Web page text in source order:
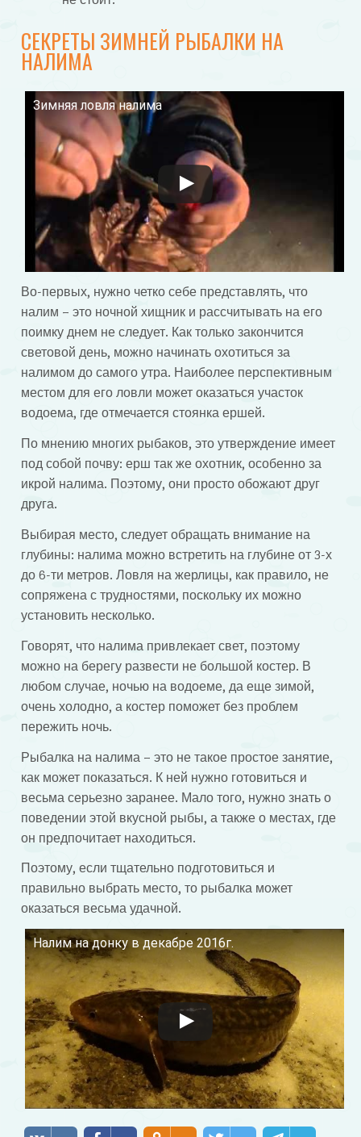
СЕКРЕТЫ ЗИМНЕЙ РЫБАЛКИ НА
НАЛИМА
Зимняя ловля налима
Смотрите это видео на YouTube
Во-первых, нужно четко себе представлять, что
налим – это ночной хищник и рассчитывать на его
поимку днем не следует. Как только закончится
световой день, можно начинать охотиться за
налимом до самого утра. Наиболее перспективным
местом для его ловли может оказаться участок
водоема, где отмечается стоянка ершей.
По мнению многих рыбаков, это утверждение имеет
под собой почву: ерш так же охотник, особенно за
икрой налима. Поэтому, они просто обожают друг
друга.
Выбирая место, следует обращать внимание на
глубины: налима можно встретить на глубине от 3-х
до 6-ти метров. Ловля на жерлицы, как правило, не
сопряжена с трудностями, поскольку их можно
установить несколько.
Говорят, что налима привлекает свет, поэтому
можно на берегу развести не большой костер. В
любом случае, ночью на водоеме, да еще зимой,
очень холодно, а костер поможет без проблем
пережить ночь.
Рыбалка на налима – это не такое простое занятие,
как может показаться. К ней нужно готовиться и
весьма серьезно заранее. Мало того, нужно знать о
поведении этой вкусной рыбы, а также о местах, где
он предпочитает находиться.
Поэтому, если тщательно подготовиться и
правильно выбрать место, то рыбалка может
оказаться весьма удачной.
Налим на донку в декабре 2016г.
Смотрите это видео на YouTube